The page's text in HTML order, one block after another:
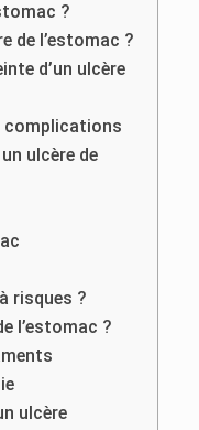
?
de l’estomac ?
d’un ulcère
complications
ulcère de
risques ?
l’estomac ?
ulcère